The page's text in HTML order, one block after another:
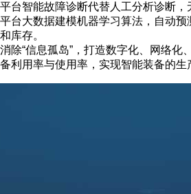
平台智能故障诊断代替人工分析诊断
平台大数据建模机器学习算法，自动
和库存。
消除“信息孤岛”，打造数字化、网络化、
备利用率与使用率，实现智能装备的